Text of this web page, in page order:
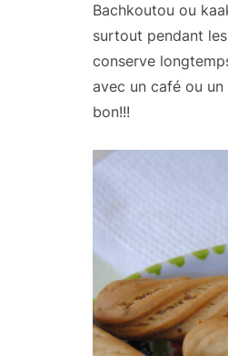
Bachkoutou ou
surtout pendant les
conserve
avec un café ou
bon!!!